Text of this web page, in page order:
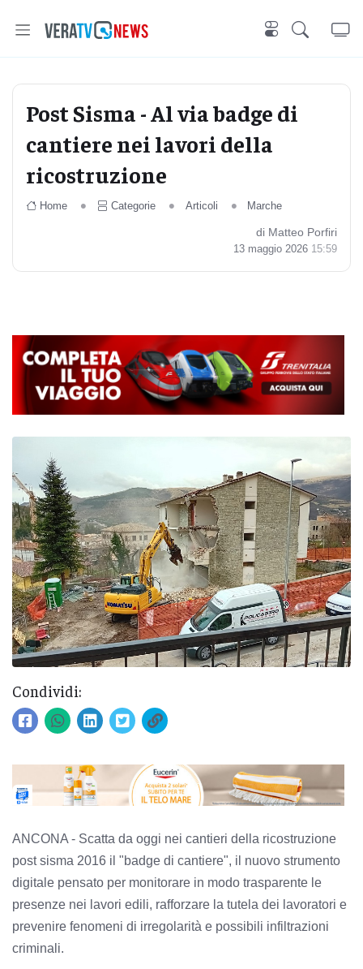
Post Sisma - Al via badge di
cantiere nei lavori della
ricostruzione
Home Categorie Articoli Marche
di Matteo Porfiri
13 maggio 2026 15:59
Condividi:
ANCONA - Scatta da oggi nei cantieri della ricostruzione
post sisma 2016 il "badge di cantiere", il nuovo strumento
digitale pensato per monitorare in modo trasparente le
presenze nei lavori edili, rafforzare la tutela dei lavoratori e
prevenire fenomeni di irregolarità e possibili infiltrazioni
criminali.